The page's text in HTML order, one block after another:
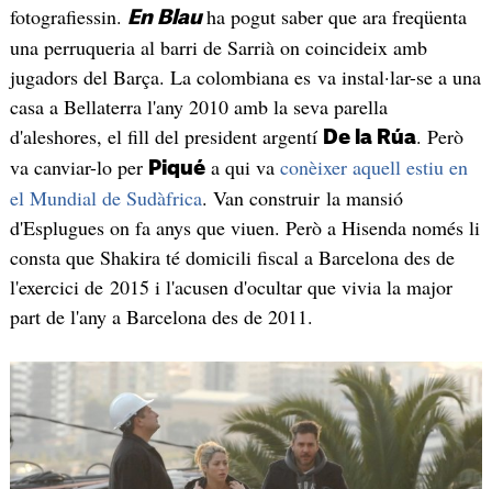
fotografiessin. En Blauha pogut saber que ara freqüenta
una perruqueria al barri de Sarrià on coincideix amb
jugadors del Barça. La colombiana es va instal·lar-se a una
casa a Bellaterra l'any 2010 amb la seva parella
d'aleshores, el fill del president argentí De la Rúa. Però
va canviar-lo per Piquéa qui va conèixer aquell estiu en
el Mundial de Sudàfrica. Van construir la mansió
d'Esplugues on fa anys que viuen. Però a Hisenda només li
consta que Shakira té domicili fiscal a Barcelona des de
l'exercici de 2015 i l'acusen d'ocultar que vivia la major
part de l'any a Barcelona des de 2011.